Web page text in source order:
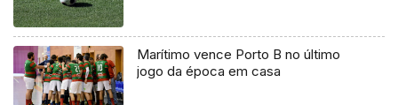
Marítimo vence Porto B no último
jogo da época em casa